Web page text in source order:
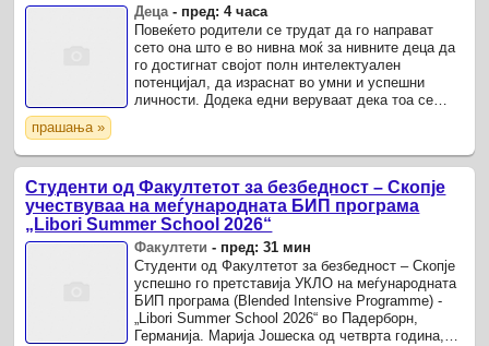
Деца- пред: 4 часа
Повеќето родители се трудат да го направат
сето она што е во нивна моќ за нивните деца да
го достигнат својот полн интелектуален
потенцијал, да израснат во умни и успешни
личности. Додека едни веруваат дека тоа се
прашања »
Студенти од Факултетот за безбедност – Скопје
учествуваа на меѓународната БИП програма
„Libori Summer School 2026“
Факултети - пред: 31 мин
Студенти од Факултетот за безбедност – Скопје
успешно го претставија УКЛО на меѓународната
БИП програма (Blended Intensive Programme) -
„Libori Summer School 2026“ во Падерборн,
Германија. Марија Јошеска oд четврта година,